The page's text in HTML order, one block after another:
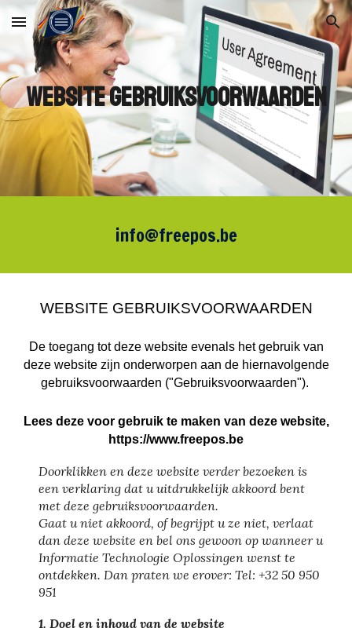
Skip to main content Skip to navigation
WEBSITE GEBRUIKSVOORWAARDEN
info@freepos.be
WEBSITE GEBRUIKSVOORWAARDEN
De toegang tot deze website evenals het gebruik van
deze website zijn onderworpen aan de hiernavolgende
gebruiksvoorwaarden ("Gebruiksvoorwaarden").
Lees deze voor gebruik te maken van deze website,
https://www.freepos.be
Doorklikken en deze website verder bezoeken is
een verklaring dat u uitdrukkelijk akkoord bent
met deze gebruiksvoorwaarden.
Gaat u niet akkoord, of begrijpt u ze niet, verlaat
dan deze website en bel ons gewoon op wanneer u
Informatie Technologie Oplossingen wenst te
ontdekken. Dan praten we erover:Tel: +32 50 950
951
1. Doel en inhoud van de website